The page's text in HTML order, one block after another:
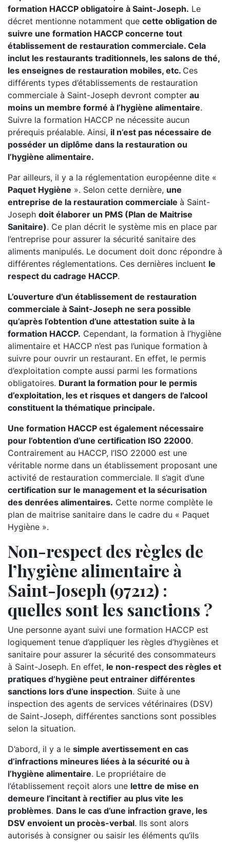
formation HACCP obligatoire à Saint-Joseph. Le
décret mentionne notamment que cette obligation de
suivre une formation HACCP concerne tout
établissement de restauration commerciale. Cela
inclut les restaurants traditionnels, les salons de thé,
les enseignes de restauration mobiles, etc. Ces
différents types d’établissements de restauration
commerciale à Saint-Joseph devront compter au
moins un membre formé à l’hygiène alimentaire.
Suivre la formation HACCP ne nécessite aucun
prérequis préalable. Ainsi, il n’est pas nécessaire de
posséder un diplôme dans la restauration ou
l’hygiène alimentaire.
Par ailleurs, il y a la réglementation européenne dite «
Paquet Hygiène ». Selon cette dernière, une
entreprise de la restauration commerciale à Saint-
Joseph doit élaborer un PMS (Plan de Maitrise
Sanitaire). Ce plan décrit le système mis en place par
l’entreprise pour assurer la sécurité sanitaire des
aliments manipulés. Le document doit donc répondre à
différentes réglementations. Ces dernières incluent le
respect du cadrage HACCP.
L’ouverture d’un établissement de restauration
commerciale à Saint-Joseph ne sera possible
qu’après l’obtention d’une attestation suite à la
formation HACCP. Cependant, la formation à l’hygiène
alimentaire et HACCP n’est pas l’unique formation à
suivre pour ouvrir un restaurant. En effet, le permis
d’exploitation compte aussi parmi les formations
obligatoires. Durant la formation pour le permis
d’exploitation, les et risques et dangers de l’alcool
constituent la thématique principale.
Une formation HACCP est également nécessaire
pour l’obtention d’une certification ISO 22000.
Contrairement au HACCP, l’ISO 22000 est une
véritable norme dans un établissement proposant une
activité de restauration commerciale. Il s’agit d’une
certification sur le management et la sécurisation
des denrées alimentaires. Cette norme complète le
plan de maitrise sanitaire dans le cadre du « Paquet
Hygiène ».
Non-respect des règles de
l’hygiène alimentaire à
Saint-Joseph (97212) :
quelles sont les sanctions ?
Une personne ayant suivi une formation HACCP est
logiquement tenue d’appliquer les règles d’hygiènes et
sanitaire pour assurer la sécurité des consommateurs
à Saint-Joseph. En effet, le non-respect des règles et
pratiques d’hygiène peut entrainer différentes
sanctions lors d’une inspection. Suite à une
inspection des agents de services vétérinaires (DSV)
de Saint-Joseph, différentes sanctions sont possibles
selon la situation.
D’abord, il y a le simple avertissement en cas
d’infractions mineures liées à la sécurité ou à
l’hygiène alimentaire. Le propriétaire de
l’établissement reçoit alors une lettre de mise en
demeure l’incitant à rectifier au plus vite les
problèmes. Dans le cas d’une infraction grave, les
DSV envoient un procès-verbal. Ils sont alors
autorisés à consigner ou saisir les éléments qu’ils